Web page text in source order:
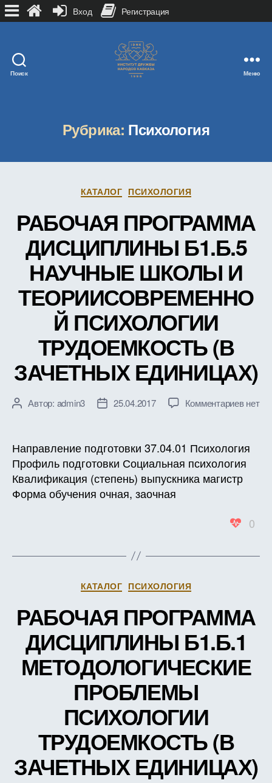
Поиск Меню
Рубрика: Психология
Рубрики
КАТАЛОГ ПСИХОЛОГИЯ
РАБОЧАЯ ПРОГРАММА
ДИСЦИПЛИНЫ Б1.Б.5
НАУЧНЫЕ ШКОЛЫ И
ТЕОРИИСОВРЕМЕННО
Й ПСИХОЛОГИИ
ТРУДОЕМКОСТЬ (В
ЗАЧЕТНЫХ ЕДИНИЦАХ)
АвторАвтор: admin3
Дата25.04.2017 Комментариевк
Б1.Б.5
нет
Направление подготовки 37.04.01 Психология
Профиль подготовки Социальная психология
Квалификация (степень) выпускника магистр
Форма обучения очная, заочная
0
Рубрики
КАТАЛОГ ПСИХОЛОГИЯ
РАБОЧАЯ ПРОГРАММА
ДИСЦИПЛИНЫ Б1.Б.1
МЕТОДОЛОГИЧЕСКИЕ
ПРОБЛЕМЫ
ПСИХОЛОГИИ
ТРУДОЕМКОСТЬ (В
ЗАЧЕТНЫХ ЕДИНИЦАХ)
Вход Регистрация